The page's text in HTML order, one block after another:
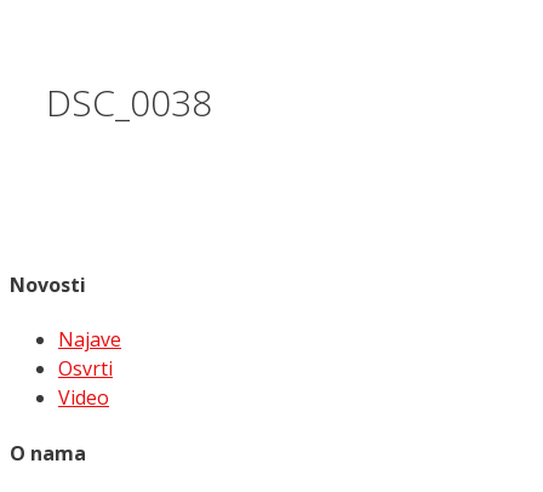
DSC_0038
Novosti
Najave
Osvrti
Video
O nama